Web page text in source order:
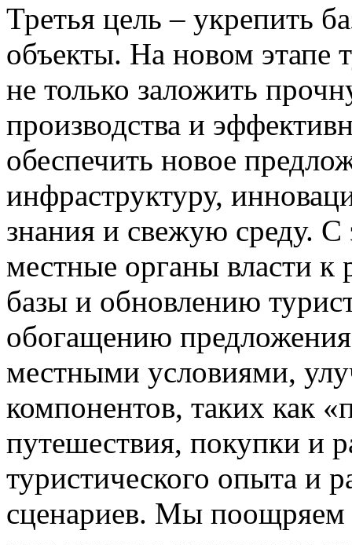
Третья цель – укрепить
объекты. На новом этапе
не только заложить
производства и
обеспечить новое
инфраструктуру,
знания и свежую среду.
местные органы власти
базы и обновлению
обогащению
местными условиями,
компонентов, таких как
путешествия, покупки и
туристического опыта и
сценариев. Мы поощряем